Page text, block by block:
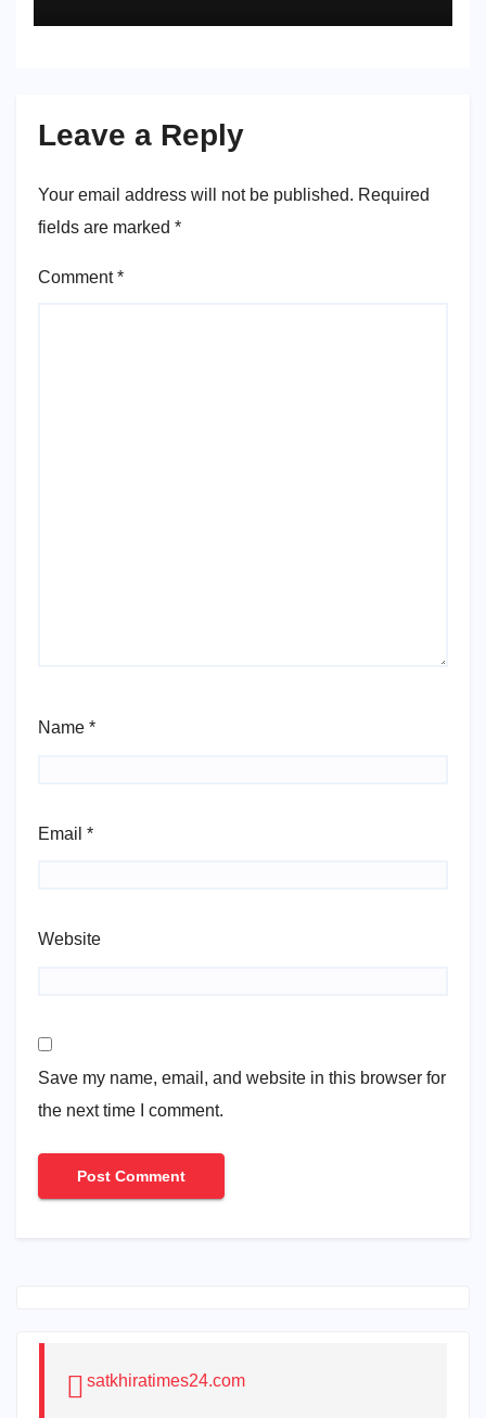
Leave a Reply
Your email address will not be published. Required
fields are marked *
Comment*
Name *
Email *
Website
Save my name, email, and website in this browser for
the next time I comment.
satkhiratimes24.com